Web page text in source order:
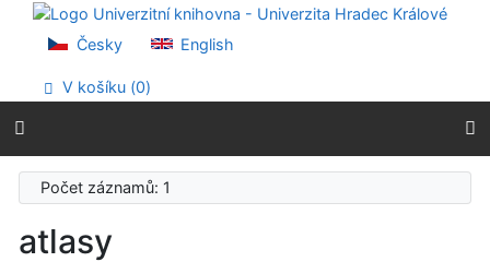
Přejít na obsah
Přejít na menu
Prohlášení o webové přístupnosti
Česky English
V košíku (0)
Počet záznamů: 1
atlasy